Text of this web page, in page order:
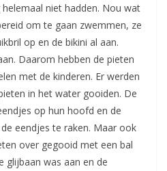
niet hadden. Nou wat
om te gaan zwemmen, ze
op en de bikini al aan.
Daarom hebben de pieten
met de kinderen. Er werden
in het water gooiden. De
op hun hoofd en de
eendjes te raken. Maar ook
over gegooid met een bal
glijbaan was aan en de